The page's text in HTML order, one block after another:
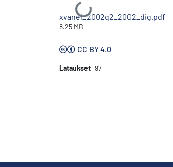
Ladataan...
xvanel_2002q2_2002_dig.pdf
8.25 MB
CC BY 4.0
Lataukset 97